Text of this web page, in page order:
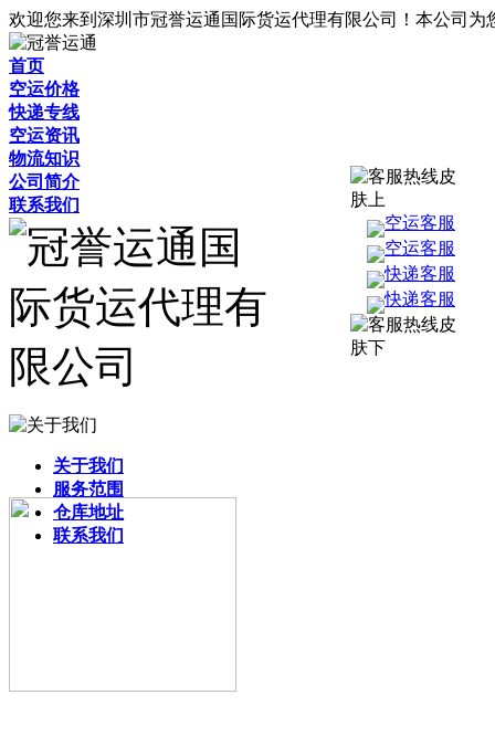
欢迎您来到深圳市冠誉运通国际货运代理有限公司！本公司
首页
空运价格
快递专线
空运资讯
物流知识
公司简介
联系我们
关于我们
服务范围
仓库地址
联系我们
空运客服
空运客服
快递客服
快递客服